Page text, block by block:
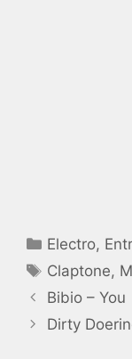
Catégories
Electro,
Étiquettes
Claptone,
Bibio – You
Dirty